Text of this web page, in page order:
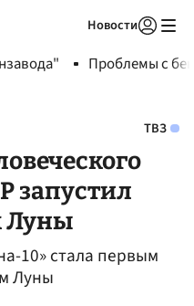
Новости
Проблемы с
ТВЗ
запустил
Луны
10» стала первым
Луны